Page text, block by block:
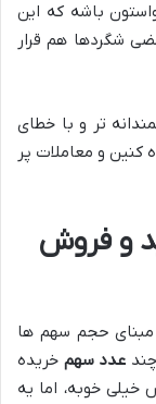
باشه که این
شگردها هم قرار
تر و با خطای
کنین و معاملات پر
و فروش
مبنای حجم سهم ها
عدد سهم خریده
خوبه، اما یه